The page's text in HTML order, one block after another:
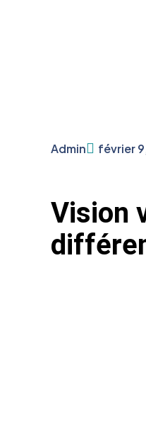
Admin février
Vision